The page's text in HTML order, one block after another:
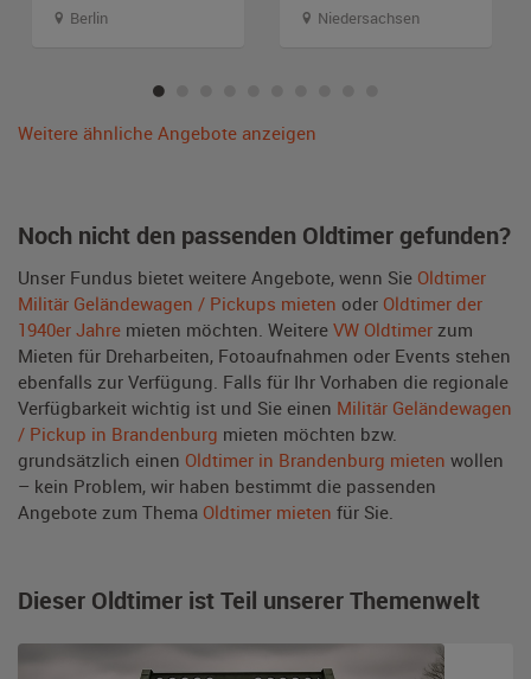
Berlin
Niedersachsen
Weitere ähnliche Angebote anzeigen
Noch nicht den passenden Oldtimer gefunden?
Unser Fundus bietet weitere Angebote, wenn Sie Oldtimer
Militär Geländewagen / Pickups mieten oder Oldtimer der
1940er Jahre mieten möchten. Weitere VW Oldtimer zum
Mieten für Dreharbeiten, Fotoaufnahmen oder Events stehen
ebenfalls zur Verfügung. Falls für Ihr Vorhaben die regionale
Verfügbarkeit wichtig ist und Sie einen Militär Geländewagen
/ Pickup in Brandenburg mieten möchten bzw.
grundsätzlich einen Oldtimer in Brandenburg mieten wollen
– kein Problem, wir haben bestimmt die passenden
Angebote zum Thema Oldtimer mieten für Sie.
Dieser Oldtimer ist Teil unserer Themenwelt